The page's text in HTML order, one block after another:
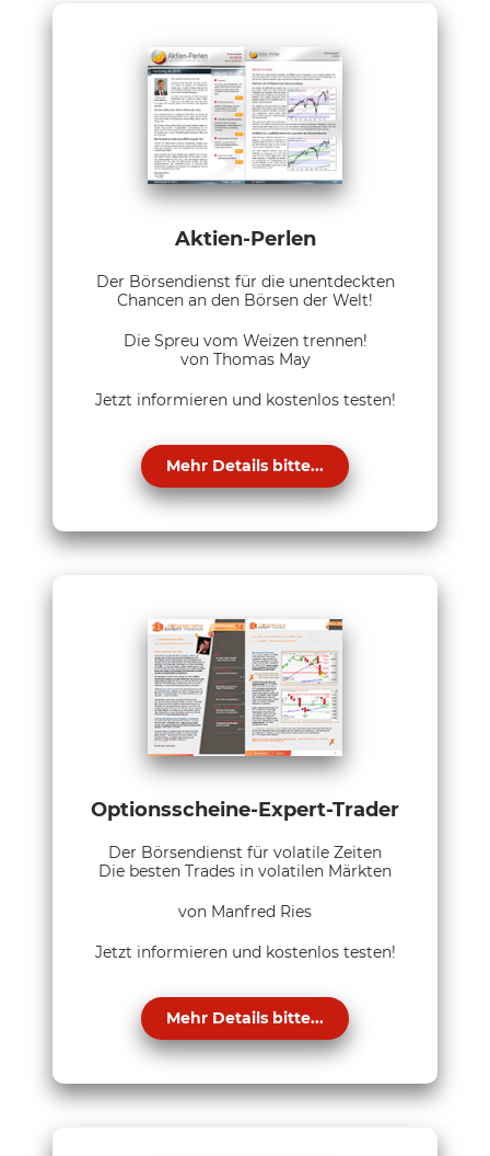
Aktien-Perlen
Der Börsendienst für die unentdeckten
Chancen an den Börsen der Welt!
Die Spreu vom Weizen trennen!
von Thomas May
Jetzt informieren und kostenlos testen!
Mehr Details bitte...
Optionsscheine-Expert-Trader
Der Börsendienst für volatile Zeiten
Die besten Trades in volatilen Märkten
von Manfred Ries
Jetzt informieren und kostenlos testen!
Mehr Details bitte...